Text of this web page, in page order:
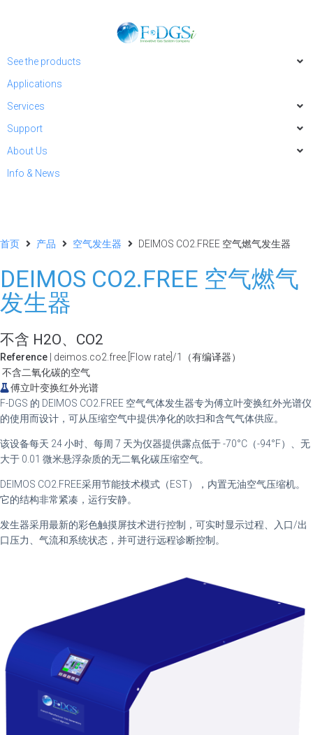
See the products
Applications
Services
Support
About Us
Info & News
首页 产品 空气发生器 DEIMOS CO2.FREE 空气燃气发生器
DEIMOS CO2.FREE 空气燃气
发生器
不含 H2O、CO2
Reference | deimos.co2.free.[Flow rate]/1（有编译器）
不含二氧化碳的空气
傅立叶变换红外光谱
F-DGS 的 DEIMOS CO2.FREE 空气气体发生器专为傅立叶变换红外光谱仪
的使用而设计，可从压缩空气中提供净化的吹扫和含气气体供应。
该设备每天 24 小时、每周 7 天为仪器提供露点低于 -70°C（-94°F）、无
大于 0.01 微米悬浮杂质的无二氧化碳压缩空气。
DEIMOS CO2.FREE采用节能技术模式（EST）
，内置无油空气压缩机。
它的结构非常紧凑，运行安静。
发生器采用最新的彩色触摸屏技术进行控制，可实时显示过程、入口/出
口压力、气流和系统状态，并可进行远程诊断控制。